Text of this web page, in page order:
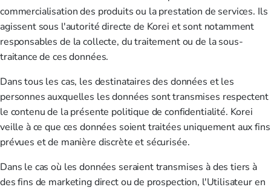
commercialisation des produits ou la prestation de services. Ils
agissent sous l'autorité directe de Korei et sont notamment
responsables de la collecte, du traitement ou de la sous-
traitance de ces données.
Dans tous les cas, les destinataires des données et les
personnes auxquelles les données sont transmises respectent
le contenu de la présente politique de confidentialité. Korei
veille à ce que ces données soient traitées uniquement aux fins
prévues et de manière discrète et sécurisée.
Dans le cas où les données seraient transmises à des tiers à
des fins de marketing direct ou de prospection, l'Utilisateur en